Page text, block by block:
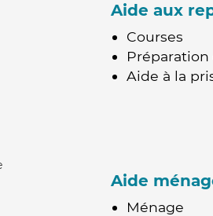
Aide aux
Courses
Préparation
Aide à la
Aide
Ménage